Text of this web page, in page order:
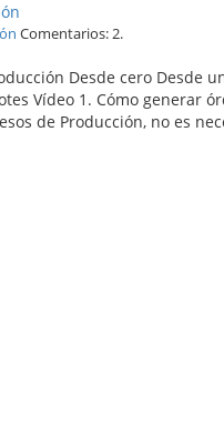
Comentarios: 2.
Desde cero Desde
Vídeo 1. Cómo generar
de Producción, no es